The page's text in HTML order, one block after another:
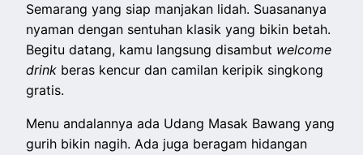
Semarang yang siap manjakan lidah. Suasananya
nyaman dengan sentuhan klasik yang bikin betah.
Begitu datang, kamu langsung disambut welcome
drink beras kencur dan camilan keripik singkong
gratis.
Menu andalannya ada Udang Masak Bawang yang
gurih bikin nagih. Ada juga beragam hidangan